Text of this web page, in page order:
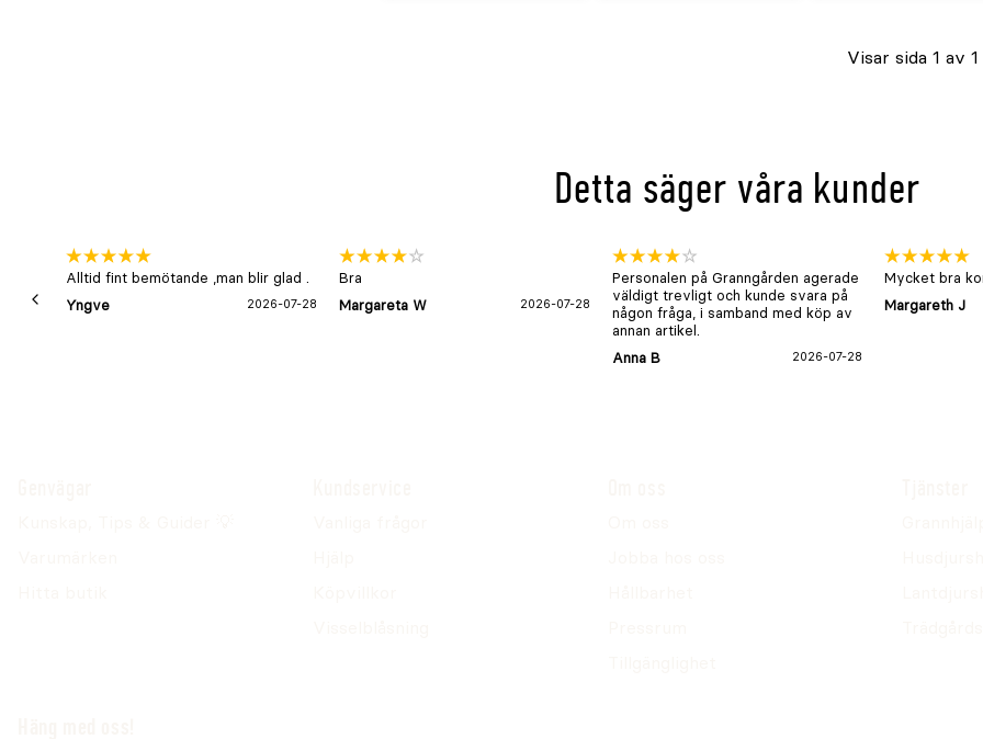
Visar sida 1 av 1
Detta säger våra kunder
Alltid fint bemötande ,man blir glad .
Yngve
2026-07-28
Bra
Margareta W
2026-07-28
Personalen på Granngården agerade
väldigt trevligt och kunde svara på
någon fråga, i samband med köp av
annan artikel.
Anna B
2026-07-28
Mycket bra
Margareth J